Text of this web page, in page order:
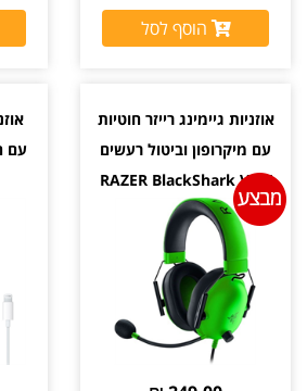
הוסף לסל
אוזניות גיימינג רייזר חוטיות
עם מיקרופון וביטול רעשים
RAZER BlackShark V2 X
צבע ירוק יבואן רשמי